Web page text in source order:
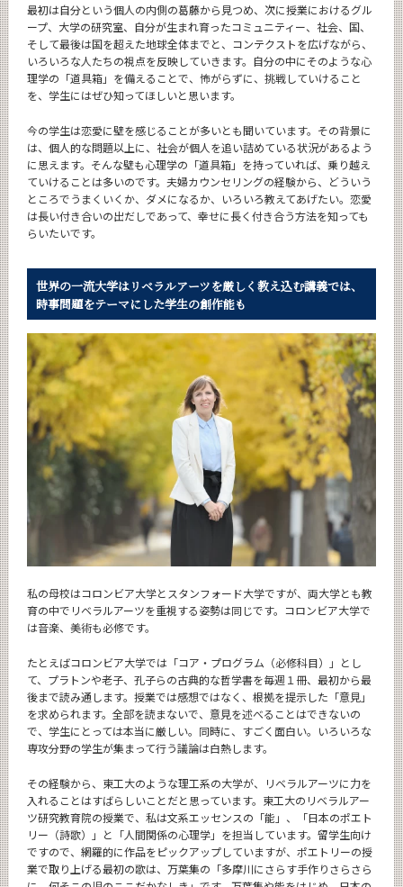
最初は自分という個人の内側の葛藤から見つめ、次に授業におけるグル
ープ、大学の研究室、自分が生まれ育ったコミュニティー、社会、国、
そして最後は国を超えた地球全体までと、コンテクストを広げながら、
いろいろな人たちの視点を反映していきます。自分の中にそのような心
理学の「道具箱」を備えることで、怖がらずに、挑戦していけること
を、学生にはぜひ知ってほしいと思います。
今の学生は恋愛に壁を感じることが多いとも聞いています。その背景に
は、個人的な問題以上に、社会が個人を追い詰めている状況があるよう
に思えます。そんな壁も心理学の「道具箱」を持っていれば、乗り越え
ていけることは多いのです。夫婦カウンセリングの経験から、どういう
ところでうまくいくか、ダメになるか、いろいろ教えてあげたい。恋愛
は長い付き合いの出だしであって、幸せに長く付き合う方法を知っても
らいたいです。
世界の一流大学はリベラルアーツを厳しく教え込む講義では、
時事問題をテーマにした学生の創作能も
私の母校はコロンビア大学とスタンフォード大学ですが、両大学とも教
育の中でリベラルアーツを重視する姿勢は同じです。コロンビア大学で
は音楽、美術も必修です。
たとえばコロンビア大学では「コア・プログラム（必修科目）」とし
て、プラトンや老子、孔子らの古典的な哲学書を毎週１冊、最初から最
後まで読み通します。授業では感想ではなく、根拠を提示した「意見」
を求められます。全部を読まないで、意見を述べることはできないの
で、学生にとっては本当に厳しい。同時に、すごく面白い。いろいろな
専攻分野の学生が集まって行う議論は白熱します。
その経験から、東工大のような理工系の大学が、リベラルアーツに力を
入れることはすばらしいことだと思っています。東工大のリベラルアー
ツ研究教育院の授業で、私は文系エッセンスの「能」、「日本のポエト
リー（詩歌）」と「人間関係の心理学」を担当しています。留学生向け
ですので、網羅的に作品をピックアップしていますが、ポエトリーの授
業で取り上げる最初の歌は、万葉集の「多摩川にさらす手作りさらさら